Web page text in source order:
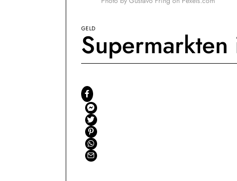
GELD